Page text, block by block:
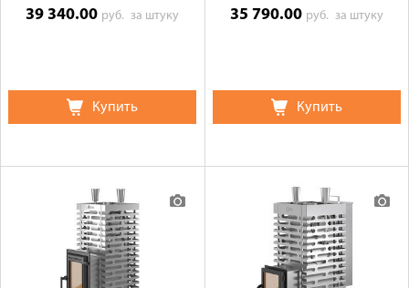
39 340.00 руб.за штуку
Купить
35 790.00 руб. за штуку
Купить